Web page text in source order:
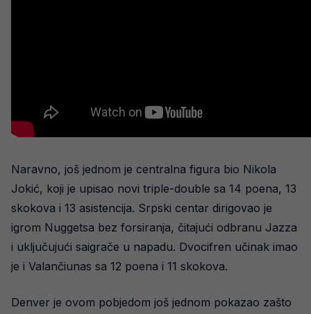
Naravno, još jednom je centralna figura bio Nikola
Jokić, koji je upisao novi triple-double sa 14 poena, 13
skokova i 13 asistencija. Srpski centar dirigovao je
igrom Nuggetsa bez forsiranja, čitajući odbranu Jazza
i uključujući saigrače u napadu. Dvocifren učinak imao
je i Valančiunas sa 12 poena i 11 skokova.
Denver je ovom pobjedom još jednom pokazao zašto